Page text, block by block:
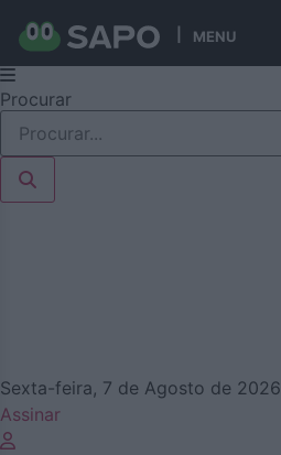
MENU
Pular
para
conteúdo
Procurar
Sexta-feira, 7 de Agosto de 2026
Assinar